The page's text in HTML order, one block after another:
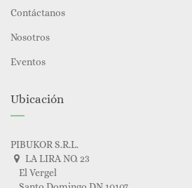
Contáctanos
Nosotros
Eventos
Ubicación
PIBUKOR S.R.L.
LA LIRA NO. 23
El Vergel